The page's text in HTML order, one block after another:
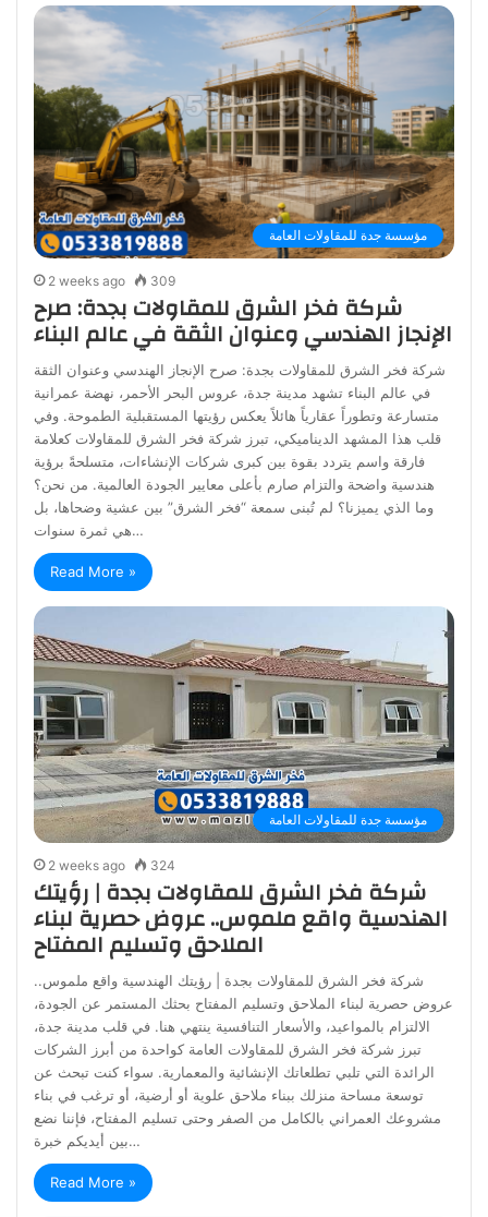
مؤسسة جدة للمقاولات العامة
2 weeks ago 309
شركة فخر الشرق للمقاولات بجدة: صرح
الإنجاز الهندسي وعنوان الثقة في عالم البناء
شركة فخر الشرق للمقاولات بجدة: صرح الإنجاز الهندسي وعنوان الثقة
في عالم البناء تشهد مدينة جدة، عروس البحر الأحمر، نهضة عمرانية
متسارعة وتطوراً عقارياً هائلاً يعكس رؤيتها المستقبلية الطموحة. وفي
قلب هذا المشهد الديناميكي، تبرز شركة فخر الشرق للمقاولات كعلامة
فارقة واسم يتردد بقوة بين كبرى شركات الإنشاءات، متسلحةً برؤية
هندسية واضحة والتزام صارم بأعلى معايير الجودة العالمية. من نحن؟
وما الذي يميزنا؟ لم تُبنى سمعة “فخر الشرق” بين عشية وضحاها، بل
هي ثمرة سنوات…
Read More »
مؤسسة جدة للمقاولات العامة
2 weeks ago 324
شركة فخر الشرق للمقاولات بجدة | رؤيتك
الهندسية واقع ملموس.. عروض حصرية لبناء
الملاحق وتسليم المفتاح
شركة فخر الشرق للمقاولات بجدة | رؤيتك الهندسية واقع ملموس..
عروض حصرية لبناء الملاحق وتسليم المفتاح بحثك المستمر عن الجودة،
الالتزام بالمواعيد، والأسعار التنافسية ينتهي هنا. في قلب مدينة جدة،
تبرز شركة فخر الشرق للمقاولات العامة كواحدة من أبرز الشركات
الرائدة التي تلبي تطلعاتك الإنشائية والمعمارية. سواء كنت تبحث عن
توسعة مساحة منزلك ببناء ملاحق علوية أو أرضية، أو ترغب في بناء
مشروعك العمراني بالكامل من الصفر وحتى تسليم المفتاح، فإننا نضع
بين أيديكم خبرة…
Read More »